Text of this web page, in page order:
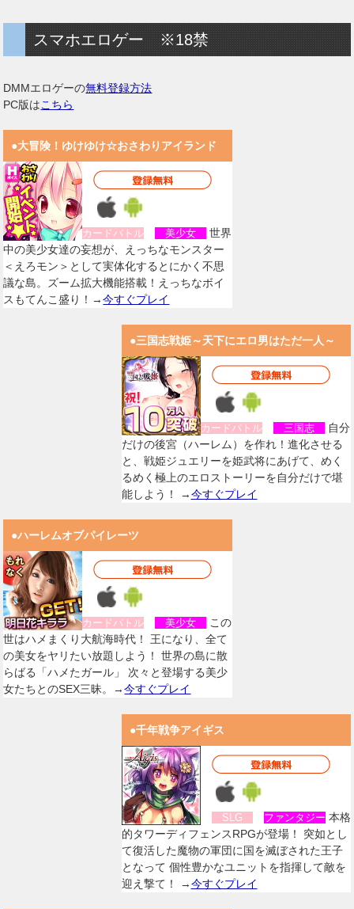
スマホエロゲー ※18禁
DMMエロゲーの無料登録方法
PC版はこちら
●大冒険！ゆけゆけ☆おさわりアイランド
カードバトル 美少女
世界
中の美少女達の妄想が、えっちなモンスター
＜えろモン＞として実体化するとにかく不思
議な島。ズーム拡大機能搭載！えっちなボイ
スもてんこ盛り！→今すぐプレイ
●三国志戦姫～天下にエロ男はただ一人～
カードバトル 三国志
自分
だけの後宮（ハーレム）を作れ！進化させる
と、戦姫ジュエリーを姫武将にあげて、めく
るめく極上のエロストーリーを自分だけで堪
能しよう！ →今すぐプレイ
●ハーレムオブパイレーツ
カードバトル 美少女
この
世はハメまくり大航海時代！ 王になり、全て
の美女をヤリたい放題しよう！ 世界の島に散
らばる「ハメたガール」 次々と登場する美少
女たちとのSEX三昧。→今すぐプレイ
●千年戦争アイギス
SLG ファンタジー 本格
的タワーディフェンスRPGが登場！ 突如とし
て復活した魔物の軍団に国を滅ぼされた王子
となって 個性豊かなユニットを指揮して敵を
迎え撃て！ →今すぐプレイ